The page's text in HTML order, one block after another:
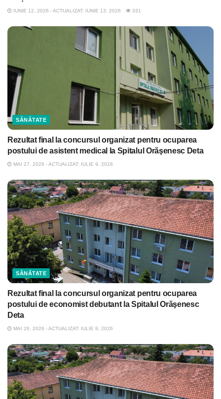
IUNIE 12, 2026 - ACTUALIZAT: IUNIE 13, 2026 331
SĂNĂTATE
Rezultat final la concursul organizat pentru ocuparea
postului de asistent medical la Spitalul Orăşenesc Deta
MAI 27, 2026 - ACTUALIZAT: IULIE 9, 2026
SĂNĂTATE
Rezultat final la concursul organizat pentru ocuparea
postului de economist debutant la Spitalul Orăşenesc
Deta
MAI 26, 2026 - ACTUALIZAT: IULIE 9, 2026